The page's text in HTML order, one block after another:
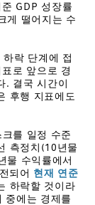
GDP 성장률
게 떨어지는 수
락 단계에 접
로 앞으로 경
. 결국 시간이
후행 지표에도
를 일정 수준
측정치(10년물
물 수익률에서
되어 현재 연준
하락할 것이라
중에는 경제를